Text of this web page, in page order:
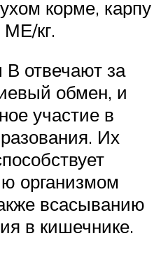
корме, карпу
кг.
отвечают за
обмен, и
участие в
Их
организмом
всасыванию
в кишечнике.